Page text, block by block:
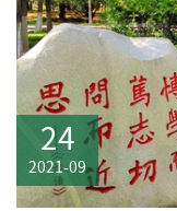
24
2021-09